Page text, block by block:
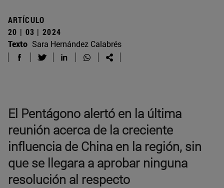
ARTÍCULO
20 | 03 | 2024
Texto Sara Hernández Calabrés
El Pentágono alertó en la última
reunión acerca de la creciente
influencia de China en la región, sin
que se llegara a aprobar ninguna
resolución al respecto